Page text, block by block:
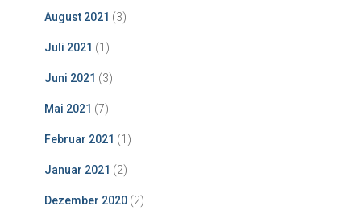
August 2021 (3)
Juli 2021 (1)
Juni 2021 (3)
Mai 2021 (7)
Februar 2021 (1)
Januar 2021 (2)
Dezember 2020 (2)